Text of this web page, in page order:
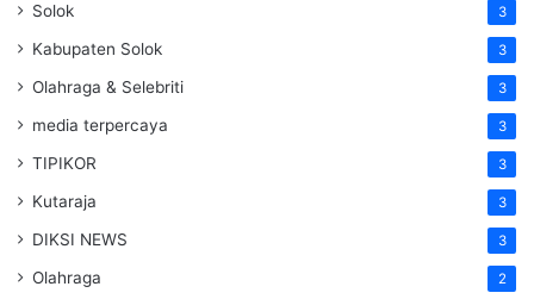
Solok 3
Kabupaten Solok 3
Olahraga & Selebriti 3
media terpercaya 3
TIPIKOR 3
Kutaraja 3
DIKSI NEWS 3
Olahraga 2